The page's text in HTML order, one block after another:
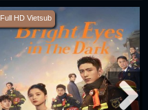
Full HD Vietsub